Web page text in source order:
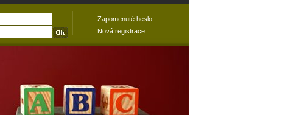
Zapomenuté heslo
Nová registrace